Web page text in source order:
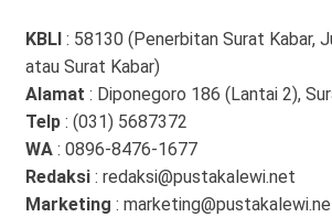
KBLI : 58130 (Penerbitan Surat Kabar,
atau Surat Kabar)
Alamat : Diponegoro 186 (Lantai 2),
Telp: (031) 5687372
WA: 0896-8476-1677
Redaksi: redaksi@pustakalewi.net
Marketing :